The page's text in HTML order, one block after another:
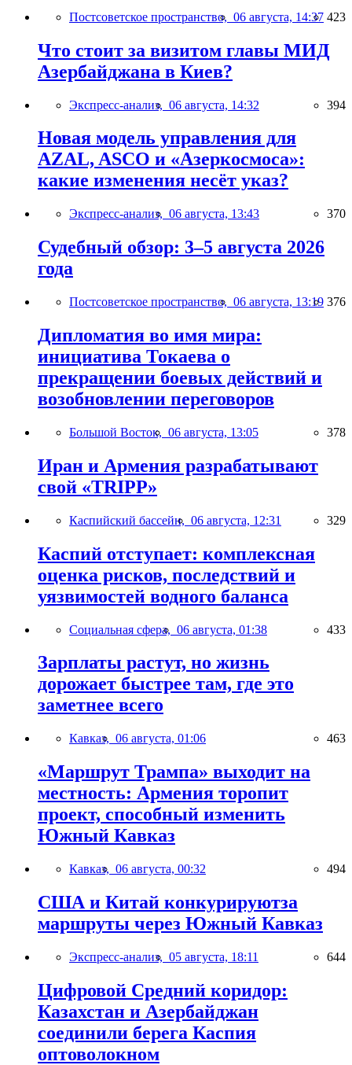
Постсоветское пространство, 06 августа, 14:37 423
Что стоит за визитом главы МИД
Азербайджана в Киев?
Экспресс-анализ, 06 августа, 14:32 394
Новая модель управления для
AZAL, ASCO и «Азеркосмоса»:
какие изменения несёт указ?
Экспресс-анализ, 06 августа, 13:43 370
Судебный обзор: 3–5 августа 2026
года
Постсоветское пространство, 06 августа, 13:19 376
Дипломатия во имя мира:
инициатива Токаева о
прекращении боевых действий и
возобновлении переговоров
Большой Восток, 06 августа, 13:05 378
Иран и Армения разрабатывают
свой «TRIPP»
Каспийский бассейн, 06 августа, 12:31 329
Каспий отступает: комплексная
оценка рисков, последствий и
уязвимостей водного баланса
Социальная сфера, 06 августа, 01:38 433
Зарплаты растут, но жизнь
дорожает быстрее там, где это
заметнее всего
Кавказ, 06 августа, 01:06 463
«Маршрут Трампа» выходит на
местность: Армения торопит
проект, способный изменить
Южный Кавказ
Кавказ, 06 августа, 00:32 494
США и Китай конкурируютза
маршруты через Южный Кавказ
Экспресс-анализ, 05 августа, 18:11 644
Цифровой Средний коридор:
Казахстан и Азербайджан
соединили берега Каспия
оптоволокном